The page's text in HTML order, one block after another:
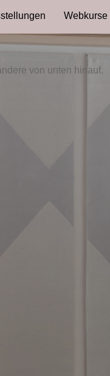
Webkurse
von unten hinauf.